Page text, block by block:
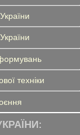
техніки